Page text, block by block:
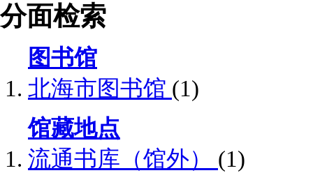
分面检索
图书馆
北海市图书馆 (1)
馆藏地点
流通书库（馆外） (1)